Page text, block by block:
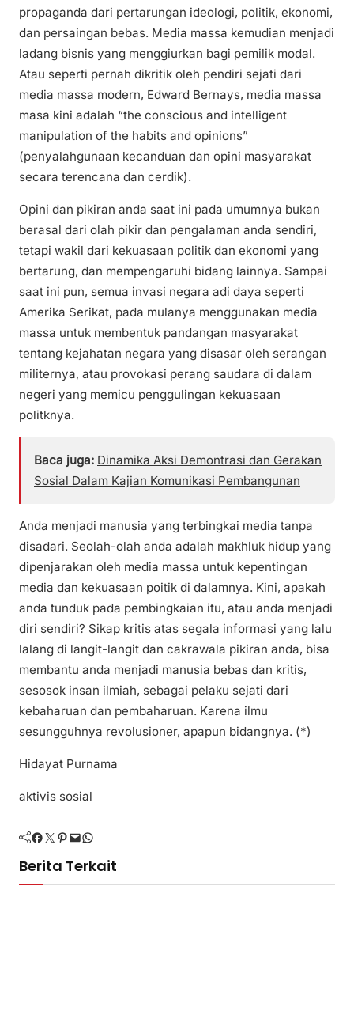
propaganda dari pertarungan ideologi, politik, ekonomi,
dan persaingan bebas. Media massa kemudian menjadi
ladang bisnis yang menggiurkan bagi pemilik modal.
Atau seperti pernah dikritik oleh pendiri sejati dari
media massa modern, Edward Bernays, media massa
masa kini adalah “the conscious and intelligent
manipulation of the habits and opinions”
(penyalahgunaan kecanduan dan opini masyarakat
secara terencana dan cerdik).
Opini dan pikiran anda saat ini pada umumnya bukan
berasal dari olah pikir dan pengalaman anda sendiri,
tetapi wakil dari kekuasaan politik dan ekonomi yang
bertarung, dan mempengaruhi bidang lainnya. Sampai
saat ini pun, semua invasi negara adi daya seperti
Amerika Serikat, pada mulanya menggunakan media
massa untuk membentuk pandangan masyarakat
tentang kejahatan negara yang disasar oleh serangan
militernya, atau provokasi perang saudara di dalam
negeri yang memicu penggulingan kekuasaan
politknya.
Baca juga: Dinamika Aksi Demontrasi dan Gerakan
Sosial Dalam Kajian Komunikasi Pembangunan
Anda menjadi manusia yang terbingkai media tanpa
disadari. Seolah-olah anda adalah makhluk hidup yang
dipenjarakan oleh media massa untuk kepentingan
media dan kekuasaan poitik di dalamnya. Kini, apakah
anda tunduk pada pembingkaian itu, atau anda menjadi
diri sendiri? Sikap kritis atas segala informasi yang lalu
lalang di langit-langit dan cakrawala pikiran anda, bisa
membantu anda menjadi manusia bebas dan kritis,
sesosok insan ilmiah, sebagai pelaku sejati dari
kebaharuan dan pembaharuan. Karena ilmu
sesungguhnya revolusioner, apapun bidangnya. (*)
Hidayat Purnama
aktivis sosial
Facebook Twitter Pinterest Mail WhatsApp
Berita Terkait